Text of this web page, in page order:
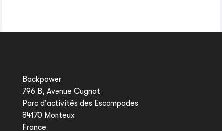
Backpower
796 B, Avenue Cugnot
Parc d'activités des Escampades
84170 Monteux
France